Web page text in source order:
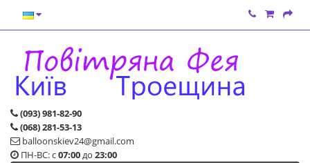
(093) 981-82-90
(068) 281-53-13
balloonskiev24@gmail.com
ПН-ВС: с07:00до 23:00